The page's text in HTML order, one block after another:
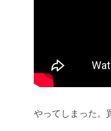
やってしまった。